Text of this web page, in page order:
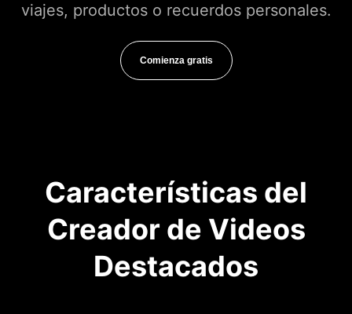
viajes, productos o recuerdos personales.
Comienza gratis
Características del
Creador de Videos
Destacados